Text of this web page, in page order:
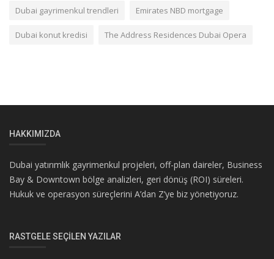
Dubai gayrimenkul trendleri Emirates NBD mortgage
Dubai konut kredisi The Address Residences Dubai Opera
HAKKIMIZDA
Dubai yatırımlık gayrimenkul projeleri, off-plan daireler, Business
Bay & Downtown bölge analizleri, geri dönüş (ROI) süreleri.
Hukuk ve operasyon süreçlerini A’dan Z’ye biz yönetiyoruz.
RASTGELE SEÇILEN YAZILAR